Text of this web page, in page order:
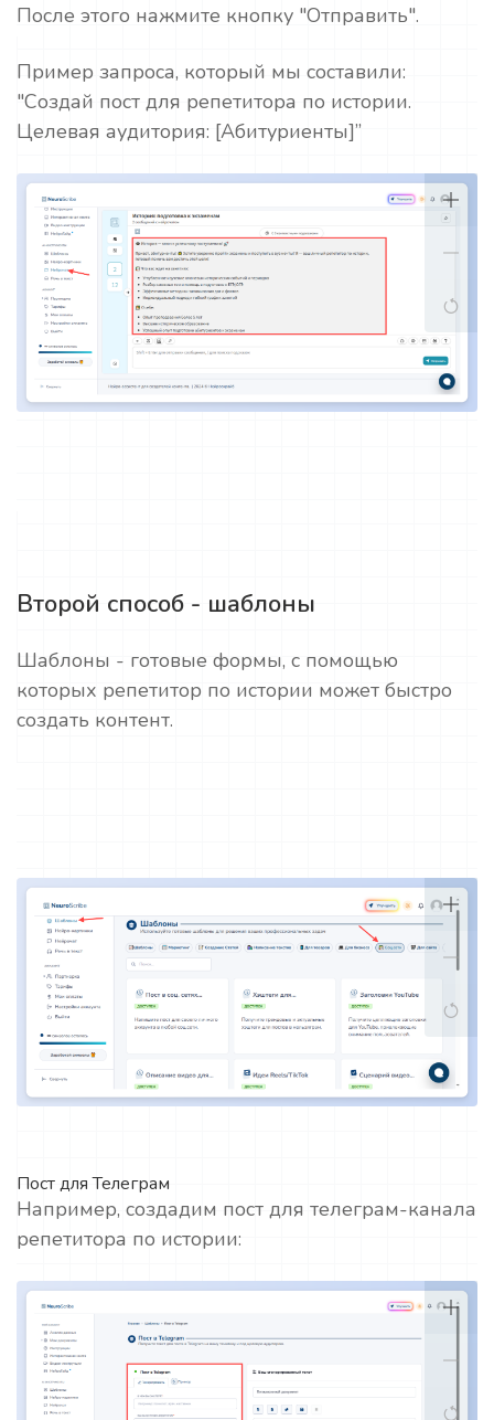
После этого нажмите кнопку "Отправить".
Пример запроса, который мы составили:
"Создай пост для репетитора по истории.
Целевая аудитория: [Абитуриенты]”
Второй способ - шаблоны
Шаблоны - готовые формы, с помощью
которых репетитор по истории может быстро
создать контент.
Пост для Телеграм
Например, создадим пост для телеграм-канала
репетитора по истории: